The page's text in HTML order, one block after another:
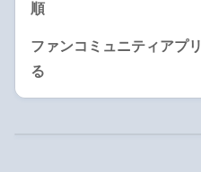
順
ファンコミュニティアプ
る